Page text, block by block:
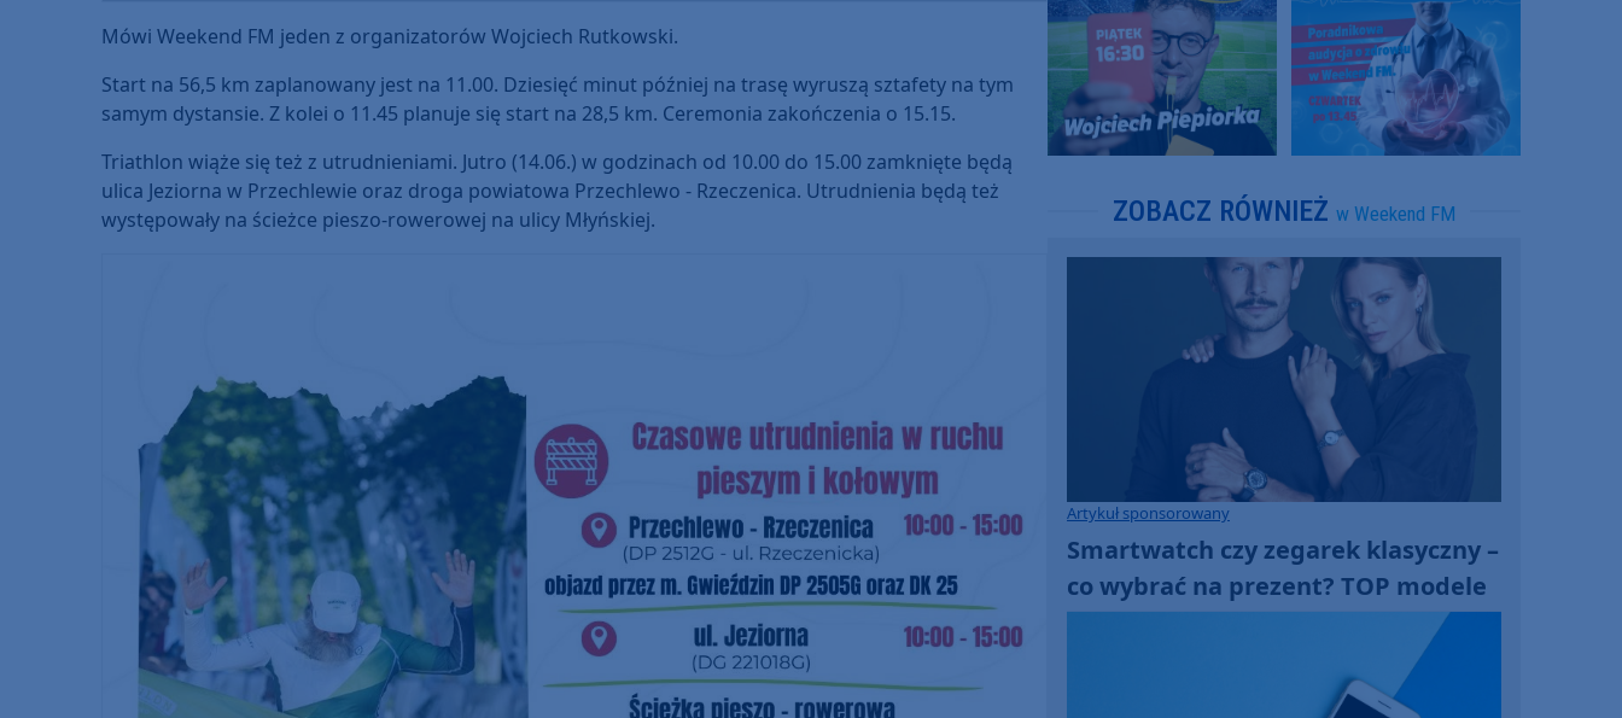
to
decrease
volume.
Mówi Weekend FM jeden z organizatorów Wojciech Rutkowski.
Start na 56,5 km zaplanowany jest na 11.00. Dziesięć minut później na trasę wyruszą sztafety na tym
samym dystansie. Z kolei o 11.45 planuje się start na 28,5 km. Ceremonia zakończenia o 15.15.
Triathlon wiąże się też z utrudnieniami. Jutro (14.06.) w godzinach od 10.00 do 15.00 zamknięte będą
ulica Jeziorna w Przechlewie oraz droga powiatowa Przechlewo - Rzeczenica. Utrudnienia będą też
występowały na ścieżce pieszo-rowerowej na ulicy Młyńskiej.
ZOBACZ RÓWNIEŻ w Weekend FM
Artykuł sponsorowany
Smartwatch czy zegarek klasyczny –
co wybrać na prezent? TOP modele